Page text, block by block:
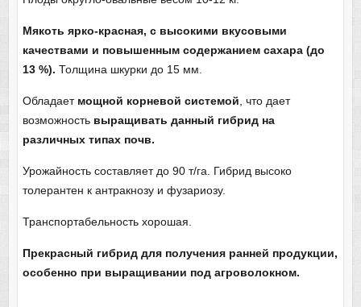
Мякоть ярко-красная, с высокими вкусовыми
качествами и повышенным содержанием сахара (до
13 %). Толщина шкурки до 15 мм.
Обладаетмощной корневой системой , что дает
возможностьвыращивать данный гибрид на
различных типах почв.
Урожайность составляет до 90 т/га. Гибрид высоко
толерантен к антракнозу и фузариозу.
Транспортабельность хорошая.
Прекрасный гибрид для получения ранней продукции,
особенно при выращивании под агроволокном.